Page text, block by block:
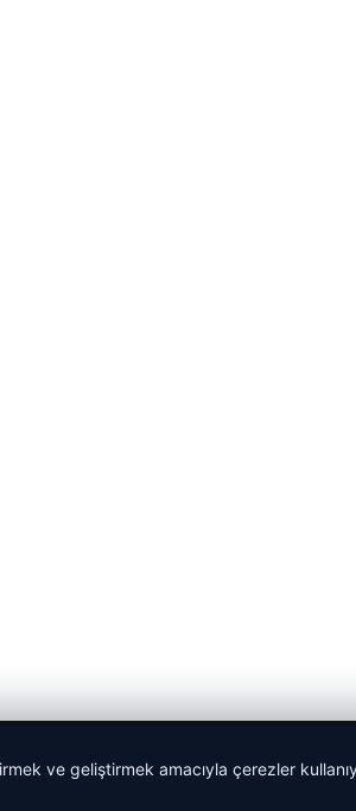
ve geliştirmek amacıyla çerezler